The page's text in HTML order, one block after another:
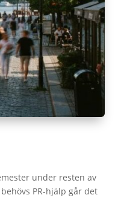
under resten av
PR-hjälp går det